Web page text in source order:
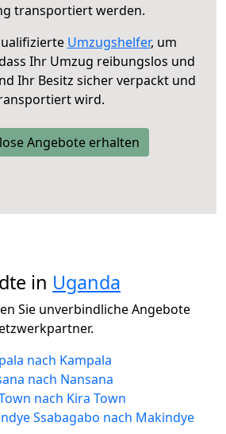
transportiert werden.
Umzugshelfer, um
Ihr Umzug reibungslos und
Ihr Besitz sicher verpackt und
wird.
Angebote erhalten
in Uganda
Sie unverbindliche Angebote
nach Kampala
nach Nansana
nach Kira Town
Ssabagabo nach Makindye